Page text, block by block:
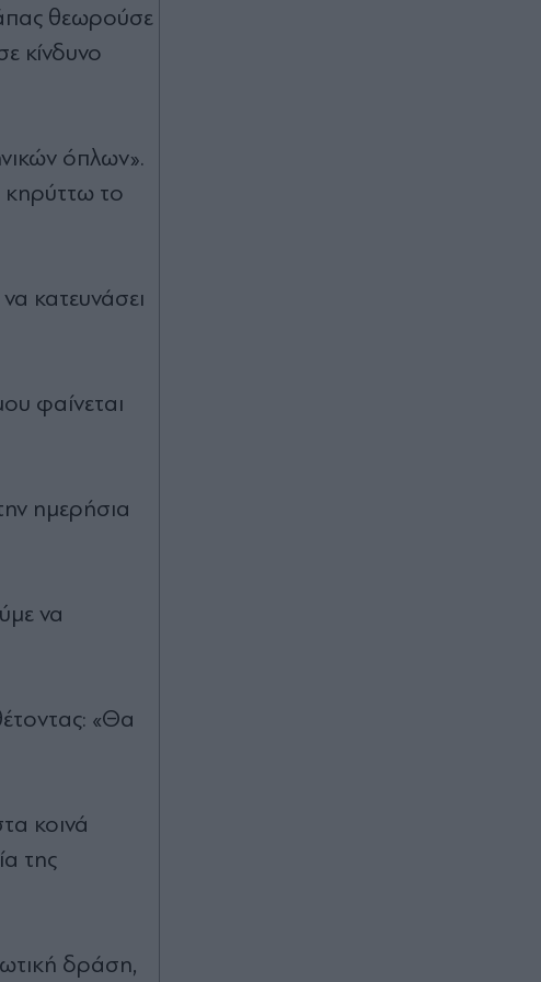
θεωρούσε
κίνδυνο
όπλων».
κηρύττω το
κατευνάσει
φαίνεται
ημερήσια
να
«Θα
κοινά
της
δράση,